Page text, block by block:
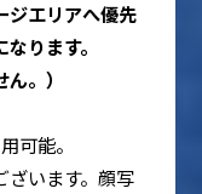
ジエリアへ優先
ります。
。）
可能。
います。顔写